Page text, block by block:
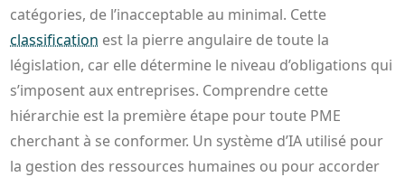
catégories, de l’inacceptable au minimal. Cette
classification est la pierre angulaire de toute la
législation, car elle détermine le niveau d’obligations qui
s’imposent aux entreprises. Comprendre cette
hiérarchie est la première étape pour toute PME
cherchant à se conformer. Un système d’IA utilisé pour
la gestion des ressources humaines ou pour accorder